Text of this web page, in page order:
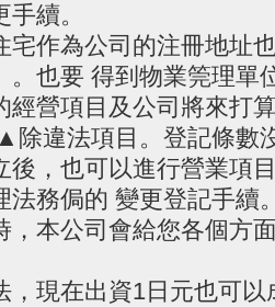
續。
宅作為公司的注冊地址
。也要 得到物業筦理單
經營項目及公司將來打
除違法項目。登記條數
後，也可以進行營業項
法務侷的 變更登記手續
，本公司會給您各個方
，現在出資1日元也可